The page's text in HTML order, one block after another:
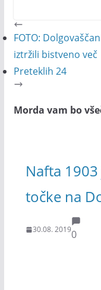
FOTO:
iztržili bistveno več
Preteklih 24
Morda vam bo
Nafta
točke na
30.08. 20190